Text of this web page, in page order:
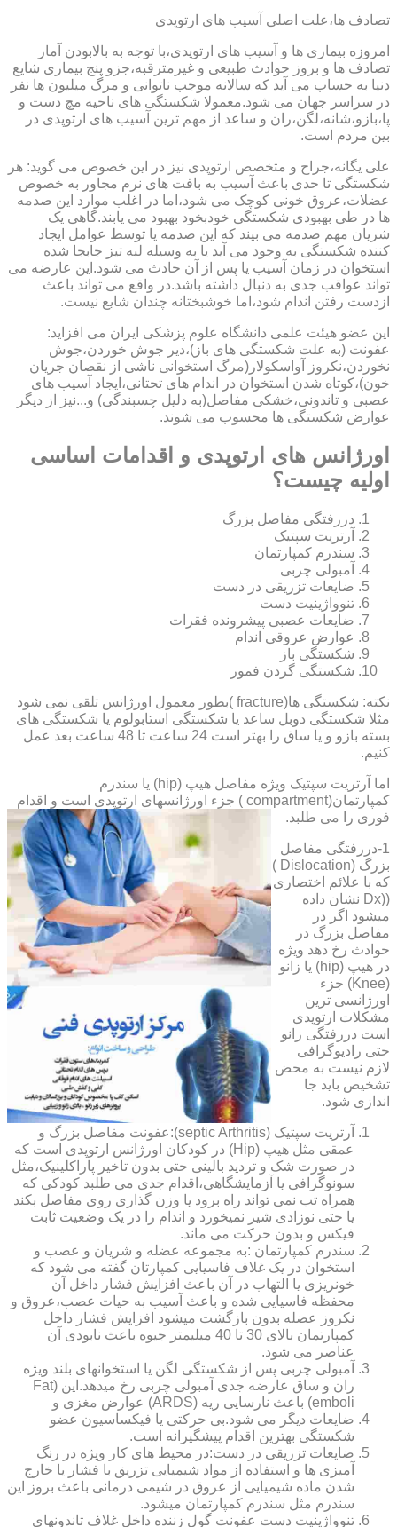
تصادف ها،علت اصلی آسیب های ارتوپدی
امروزه بیماری ها و آسیب های ارتوپدی،با توجه به بالابودن آمار
تصادف ها و بروز حوادث طبیعی و غیرمترقبه،جزو پنج بیماری شایع
دنیا به حساب می آید که سالانه موجب ناتوانی و مرگ میلیون ها نفر
در سراسر جهان می شود.معمولا شکستگی های ناحیه مچ دست و
پا،بازو،شانه،لگن،ران و ساعد از مهم ترین آسیب های ارتوپدی در
بین مردم است.
علی یگانه،جراح و متخصص ارتوپدی نیز در این خصوص می گوید: هر
شکستگی تا حدی باعث آسیب به بافت های نرم مجاور به خصوص
عضلات،عروق خونی کوچک می شود،اما در اغلب موارد این صدمه
ها در طی بهبودی شکستگی خودبخود بهبود می یابند.گاهی یک
شریان مهم صدمه می بیند که این صدمه یا توسط عوامل ایجاد
کننده شکستگی به وجود می آید یا به وسیله لبه تیز جابجا شده
استخوان در زمان آسیب یا پس از آن حادث می شود.این عارضه می
تواند عواقب جدی به دنبال داشته باشد.در واقع می تواند باعث
ازدست رفتن اندام شود،اما خوشبختانه چندان شایع نیست.
این عضو هیئت علمی دانشگاه علوم پزشکی ایران می افزاید:
عفونت (به علت شکستگی های باز)،دیر جوش خوردن،جوش
نخوردن،نکروز آواسکولار(مرگ استخوانی ناشی از نقصان جریان
خون)،کوتاه شدن استخوان در اندام های تحتانی،ایجاد آسیب های
عصبی و تاندونی،خشکی مفاصل(به دلیل چسبندگی) و...نیز از دیگر
عوارض شکستگی ها محسوب می شوند.
اورژانس های ارتوپدی و اقدامات اساسی
اولیه چیست؟
دررفتگی مفاصل بزرگ
آرتریت سپتیک
سندرم کمپارتمان
آمبولی چربی
ضایعات تزریقی در دست
تنوواژینیت دست
ضایعات عصبی پیشرونده فقرات
عوارض عروقی اندام
شکستگی باز
شکستگی گردن فمور
نکته: شکستگی ها(fracture )بطور معمول اورژانس تلقی نمی شود
مثلا شکستگی دوبل ساعد یا شکستگی استابولوم یا شکستگی های
بسته بازو و یا ساق را بهتر است 24 ساعت تا 48 ساعت بعد عمل
کنیم.
اما آرتریت سپتیک ویژه مفاصل هیپ (hip) یا سندرم
کمپارتمان(compartment ) جزء اورژانسهای ارتوپدی است و اقدام
فوری را می طلبد.
1-دررفتگی مفاصل
بزرگ (Dislocation )
که با علائم اختصاری
((Dx نشان داده
میشود اگر در
مفاصل بزرگ در
حوادث رخ دهد ویژه
در هیپ (hip) یا زانو
(Knee) جزء
اورژانسی ترین
مشکلات ارتوپدی
است دررفتگی زانو
حتی رادیوگرافی
لازم نیست به محض
تشخیص باید جا
اندازی شود.
آرتریت سپتیک (septic Arthritis):عفونت مفاصل بزرگ و
عمقی مثل هیپ (Hip) در کودکان اورژانس ارتوپدی است که
در صورت شک و تردید بالینی حتی بدون تاخیر پاراکلینیک،مثل
سونوگرافی یا آزمایشگاهی،اقدام جدی می طلبد کودکی که
همراه تب نمی تواند راه برود یا وزن گذاری روی مفاصل بکند
یا حتی نوزادی شیر نمیخورد و اندام را در یک وضعیت ثابت
فیکس و بدون حرکت می ماند.
سندرم کمپارتمان :به مجموعه عضله و شریان و عصب و
استخوان در یک غلاف فاسیایی کمپارتان گفته می شود که
خونریزی یا التهاب در آن باعث افزایش فشار داخل آن
محفظه فاسیایی شده و باعث آسیب به حیات عصب،عروق و
نکروز عضله بدون بازگشت میشود افزایش فشار داخل
کمپارتمان بالای 30 تا 40 میلیمتر جیوه باعث نابودی آن
عناصر می شود.
آمبولی چربی پس از شکستگی لگن یا استخوانهای بلند ویژه
ران و ساق عارضه جدی آمبولی چربی رخ میدهد.این (Fat
emboli) باعث نارسایی ریه (ARDS) عوارض مغزی و
ضایعات دیگر می شود.بی حرکتی یا فیکساسیون عضو
شکستگی بهترین اقدام پیشگیرانه است.
ضایعات تزریقی در دست:در محیط های کار ویژه در رنگ
آمیزی ها و استفاده از مواد شیمیایی تزریق با فشار یا خارج
شدن ماده شیمیایی از عروق در شیمی درمانی باعث بروز این
سندرم مثل سندرم کمپارتمان میشود.
تنوواژینیت دست عفونت گول زننده داخل غلاف تاندونهای